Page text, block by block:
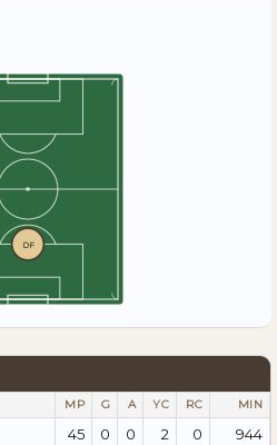
DF
MP G A YC RC MIN
45 0 0 2 0
944